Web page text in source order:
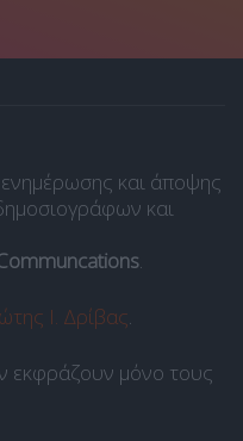
και άποψης
και
.
Ι. Δρίβας.
εκφράζουν μόνο τους